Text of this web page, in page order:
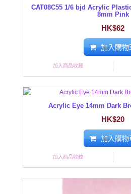
CAT08C55 1/6 bjd Acrylic
8mm Pink
HK$62
加入購物
加入商品收藏
Acrylic Eye 14mm Dark
HK$20
加入購物
加入商品收藏